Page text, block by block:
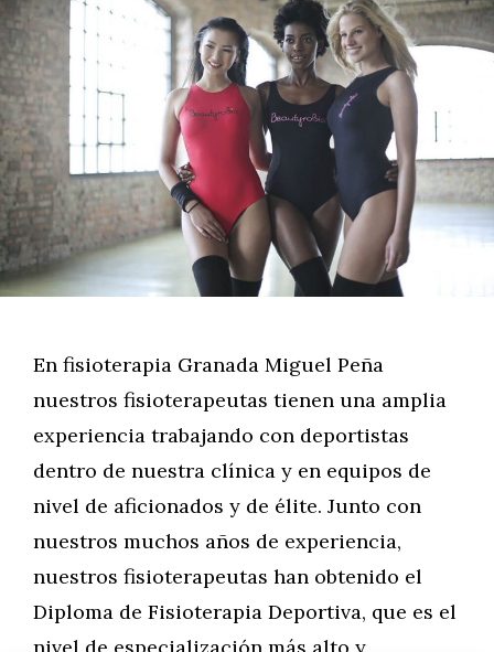
En fisioterapia Granada Miguel Peña
nuestros fisioterapeutas tienen una amplia
experiencia trabajando con deportistas
dentro de nuestra clínica y en equipos de
nivel de aficionados y de élite. Junto con
nuestros muchos años de experiencia,
nuestros fisioterapeutas han obtenido el
Diploma de Fisioterapia Deportiva, que es el